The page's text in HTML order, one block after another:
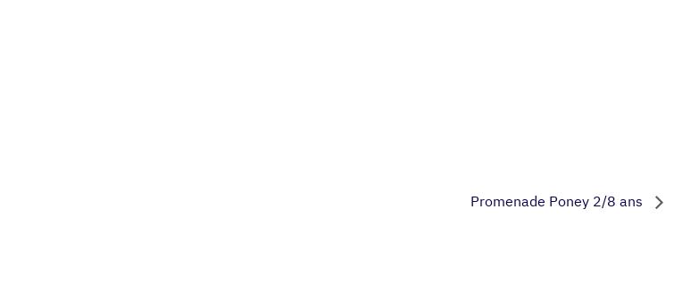
Promenade Poney 2/8 ans